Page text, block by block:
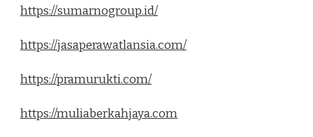
https://sumarnogroup.id/
https://jasaperawatlansia.com/
https://pramurukti.com/
https://muliaberkahjaya.com